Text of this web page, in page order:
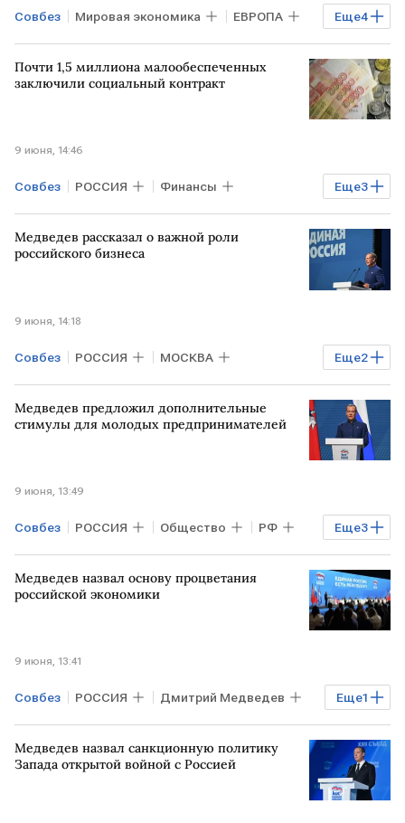
Еще4
Совбез Мировая экономика ЕВРОПА
ГЕРМАНИЯ САКСОНИЯ
Владимир Путин ЕС
Почти 1,5 миллиона малообеспеченных
заключили социальный контракт
9 июня, 14:46
Еще3
Совбез РОССИЯ Финансы
МОСКВА Дмитрий Медведев
Единая Россия
Медведев рассказал о важной роли
российского бизнеса
9 июня, 14:18
Еще2
Совбез РОССИЯ МОСКВА
Дмитрий Медведев Единая Россия
Медведев предложил дополнительные
стимулы для молодых предпринимателей
9 июня, 13:49
Еще3
Совбез РОССИЯ Общество РФ
Дмитрий Медведев Единая Россия
Финансы
Медведев назвал основу процветания
российской экономики
9 июня, 13:41
Еще1
Совбез РОССИЯ Дмитрий Медведев
Единая Россия
Медведев назвал санкционную политику
Запада открытой войной с Россией